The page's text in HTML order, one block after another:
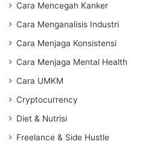
Cara Mencegah Kanker
Cara Menganalisis Industri
Cara Menjaga Konsistensi
Cara Menjaga Mental Health
Cara UMKM
Cryptocurrency
Diet & Nutrisi
Freelance & Side Hustle